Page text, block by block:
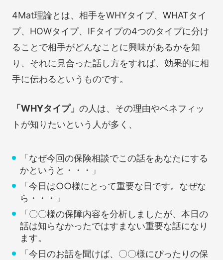
4Mat理論とは、相手をWHYタイプ、WHATタイ
プ、HOWタイプ、IFタイプの4つのタイプに分け
ることで相手がどんなことに興味があるかを知
り、それに見合った話し方をすれば、効果的に相
手に伝わるというものです。
「WHYタイプ」 の人は、その理由やベネフィッ
トが知りたいという人が多く、
「なぜ今回の保険相談でこの話をあなたにする
かというと・・・」
「今日は○○様にとって重要な日です。なぜな
ら・・・」
「〇〇様の保障内容を分析しましたが、本日の
話は知らなかったではすまない重要な話になり
ます。
「今日のお話を聞けば、〇〇様にぴったりの保